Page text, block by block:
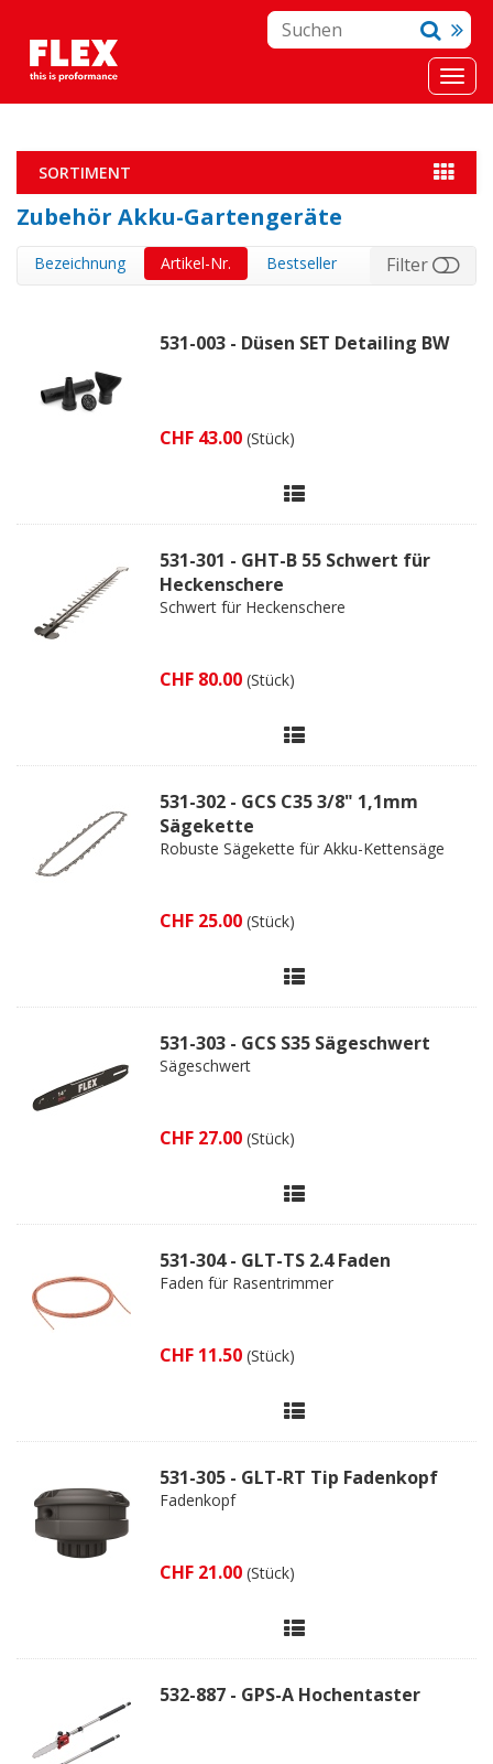
SORTIMENT
Zubehör Akku-Gartengeräte
Bezeichnung Artikel-Nr. Bestseller Filter
531-003 - Düsen SET Detailing BW
CHF 43.00 (Stück)
531-301 - GHT-B 55 Schwert für
Heckenschere
Schwert für Heckenschere
CHF 80.00 (Stück)
531-302 - GCS C35 3/8" 1,1mm
Sägekette
Robuste Sägekette für Akku-Kettensäge
CHF 25.00 (Stück)
531-303 - GCS S35 Sägeschwert
Sägeschwert
CHF 27.00 (Stück)
531-304 - GLT-TS 2.4 Faden
Faden für Rasentrimmer
CHF 11.50 (Stück)
531-305 - GLT-RT Tip Fadenkopf
Fadenkopf
CHF 21.00 (Stück)
532-887 - GPS-A Hochentaster